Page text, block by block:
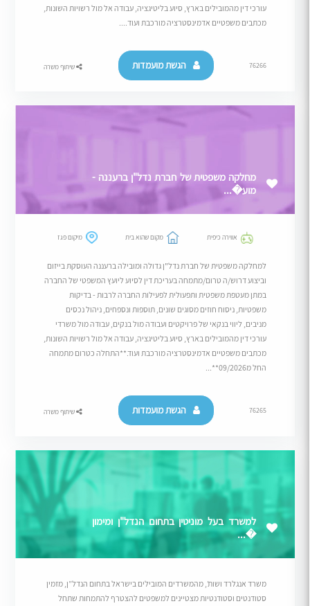
עורכי דין מהמובילים בארץ, סיוע בליטיגציה, עבודה אל מול רשויות השונות,
מכתבים משפטיים אדמינסטרציה מורכבת ועוד....
76266 הגשת מועמדות שיתוף משרה
מחלקה משפטית של חברת נדל"ן ברעננה -
מוע�...
אווירה כיפית מקום שהוא בית מיקום פגז
למחלקה משפטית של חברת נדל"ן גדולה ומובילה ברעננה העוסקת בייזום
וביצוע דרוש/ה טרום/מתמחה בעריכת דין לסיוע ליועץ המשפטי של החברה
במתן מעטפת משפטית ותפעולית לפעילות החברה לרבות - בדיקות
משפטיות, ניסוח חוזים מסוגים שונים, תוספות ונספחים, ניהול נכסים
מניבים, ליווי בנקאי של פרויקטים ועבודה מול בנקים, עבודה מול משרדי
עורכי דין מהמובילים בארץ, סיוע בליטיגציה, עבודה אל מול רשויות השונות,
מכתבים משפטיים אדמינסטרציה מורכבת ועוד.**התחלה כטרום מתמחה
החל מ09/2026**...
76265 הגשת מועמדות שיתוף משרה
למשרד בעל מוניטין בתחום הנדל"ן ומימון
�...
משרד אנגלרד ושות’, מהמשרדים המובילים בישראל בתחום הנדל”ן, מזמין
סטודנטים וסטודנטיות מצטיינים למשפטים להצטרף להתמחות שתחל